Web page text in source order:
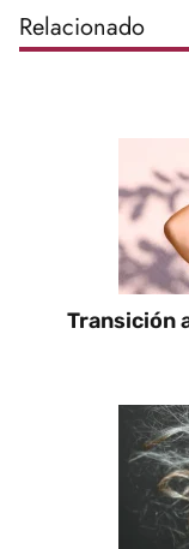
Relacionado
Transición